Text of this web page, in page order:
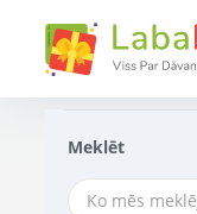
Meklēt